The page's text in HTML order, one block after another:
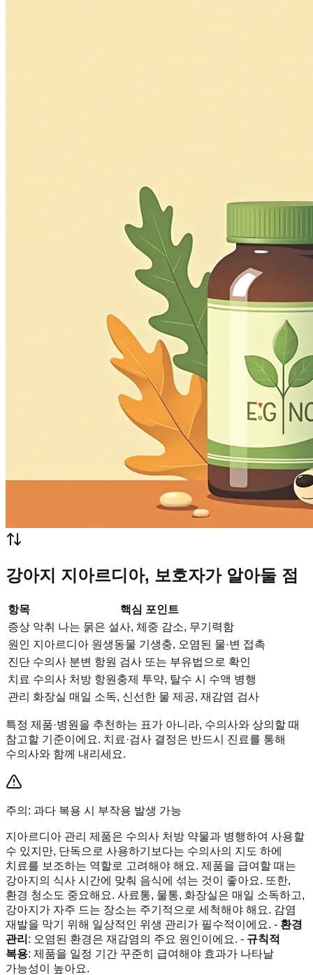
강아지 지아르디아, 보호자가 알아둘 점
항목
핵심 포인트
증상 악취 나는 묽은 설사, 체중 감소, 무기력함
원인 지아르디아 원생동물 기생충, 오염된 물·변 접촉
진단 수의사 분변 항원 검사 또는 부유법으로 확인
치료 수의사 처방 항원충제 투약, 탈수 시 수액 병행
관리 화장실 매일 소독, 신선한 물 제공, 재감염 검사
특정 제품·병원을 추천하는 표가 아니라, 수의사와 상의할 때
참고할 기준이에요. 치료·검사 결정은 반드시 진료를 통해
수의사와 함께 내리세요.
주의: 과다 복용 시 부작용 발생 가능
지아르디아 관리 제품은 수의사 처방 약물과 병행하여 사용할
수 있지만, 단독으로 사용하기보다는 수의사의 지도 하에
치료를 보조하는 역할로 고려해야 해요. 제품을 급여할 때는
강아지의 식사 시간에 맞춰 음식에 섞는 것이 좋아요. 또한,
환경 청소도 중요해요. 사료통, 물통, 화장실은 매일 소독하고,
강아지가 자주 드는 장소는 주기적으로 세척해야 해요. 감염
재발을 막기 위해 일상적인 위생 관리가 필수적이에요. - 환경
관리 : 오염된 환경은 재감염의 주요 원인이에요. - 규칙적
복용: 제품을 일정 기간 꾸준히 급여해야 효과가 나타날
가능성이 높아요.